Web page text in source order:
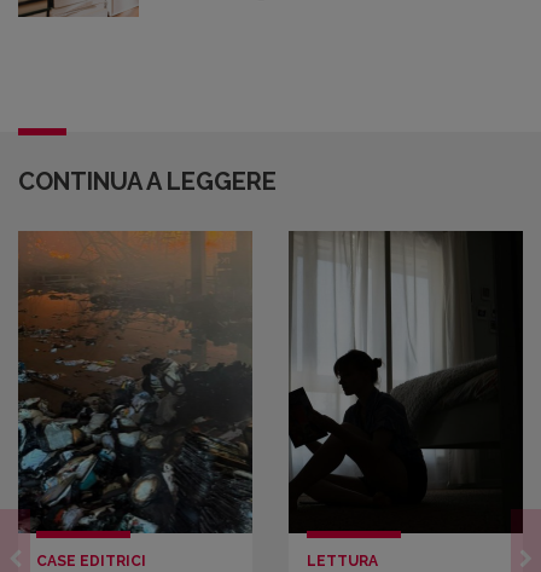
CONTINUA A LEGGERE
CASE EDITRICI LETTURA